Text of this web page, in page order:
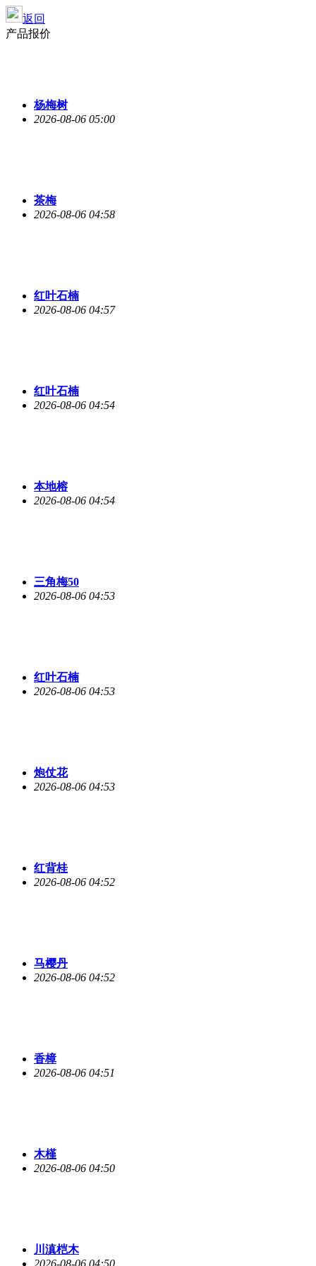
返回
产品报价
杨梅树
2026-08-06 05:00
茶梅
2026-08-06 04:58
红叶石楠
2026-08-06 04:57
红叶石楠
2026-08-06 04:54
本地榕
2026-08-06 04:54
三角梅50
2026-08-06 04:53
红叶石楠
2026-08-06 04:53
炮仗花
2026-08-06 04:53
红背桂
2026-08-06 04:52
马樱丹
2026-08-06 04:52
香樟
2026-08-06 04:51
木槿
2026-08-06 04:50
川滇桤木
2026-08-06 04:50